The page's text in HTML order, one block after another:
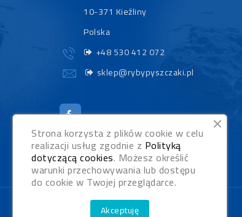
10-371 Kieźliny
Polska
+48 530 412 072
sklep@rybypyszczaki.pl
Strona korzysta z plików cookie w celu
realizacji usług zgodnie z Polityką
dotyczącą cookies. Możesz określić
warunki przechowywania lub dostępu
do cookie w Twojej przeglądarce.
Akceptuję